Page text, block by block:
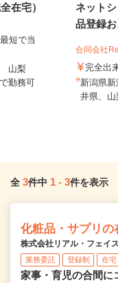
在宅）
短で当
山梨
勤務可
ネット
品登録
合同会社
完全出
新潟県
井県、山
全 3件中 1 - 3件を表示
化粧品・サプリの
株式会社リアル・フェイス
業務委託 登録制 在宅
家事・育児の合間に